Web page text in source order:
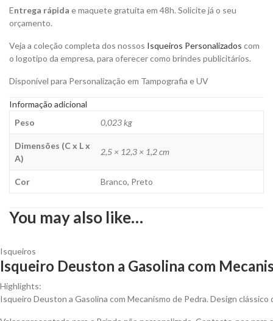
quantity
Entrega rápida e maquete gratuita em 48h. Solicite já o seu
orçamento.
Veja a coleção completa dos nossos Isqueiros Personalizados com
o logotipo da empresa, para oferecer como brindes publicitários.
Disponível para Personalização em Tampografia e UV
Informação adicional
Peso
0,023 kg
Dimensões (C x L x
A)
2,5 × 12,3 × 1,2 cm
Cor Branco, Preto
You may also like…
Isqueiros
Isqueiro Deuston a Gasolina com
Highlights:
Isqueiro Deuston a Gasolina com Mecanismo de Pedra. Design clássico